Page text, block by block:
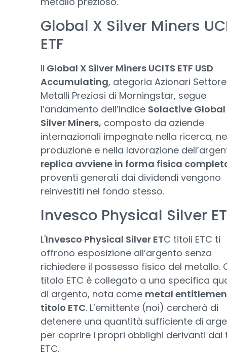
Global X Silver Miners
ETF
Il Global X Silver Miners UCITS ETF USD
Accumulating, ategoria Azionari Settore
Metalli Preziosi di Morningstar, segue
l’andamento dell’indice Solactive Global
Silver Miners, composto da aziende
internazionali impegnate nella ricerca,
produzione e nella lavorazione
replica avviene in forma fisica
proventi generati dai dividendi vengono
reinvestiti nel fondo stesso.
Invesco Physical Silver
L'Invesco Physical Silver ETC titoli ETC ti
offrono esposizione all’argento senza
richiedere il possesso fisico del metallo.
titolo ETC è collegato a una specifica
di argento, nota come metal
titolo ETC. L’emittente (noi) cercherà di
detenere una quantità sufficiente di
per coprire i propri obblighi derivanti dai
ETC.